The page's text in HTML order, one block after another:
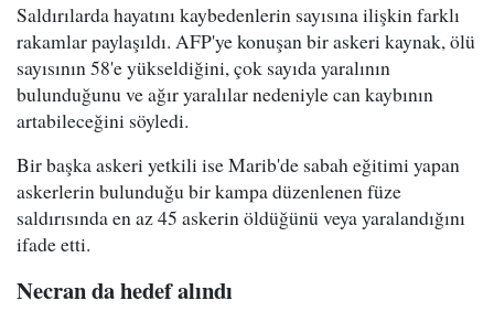
Saldırılarda hayatını kaybedenlerin sayısına ilişkin farklı
rakamlar paylaşıldı. AFP'ye konuşan bir askeri kaynak, ölü
sayısının 58'e yükseldiğini, çok sayıda yaralının
bulunduğunu ve ağır yaralılar nedeniyle can kaybının
artabileceğini söyledi.
Bir başka askeri yetkili ise Marib'de sabah eğitimi yapan
askerlerin bulunduğu bir kampa düzenlenen füze
saldırısında en az 45 askerin öldüğünü veya yaralandığını
ifade etti.
Necran da hedef alındı